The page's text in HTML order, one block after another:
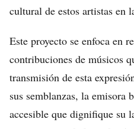
cultural de estos artistas en
Este proyecto se enfoca en
contribuciones de músicos
transmisión de esta
sus semblanzas, la emisora
accesible que dignifique su